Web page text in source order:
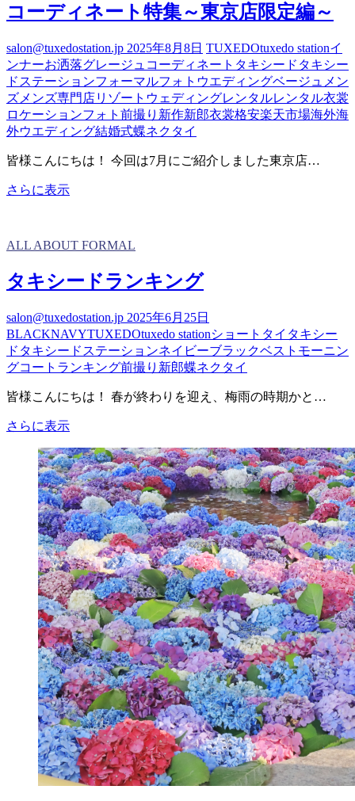
キ
ー
ド
コーディネート特集～東京店限定編～
salon@tuxedostation.jp 2025年8月8日 TUXEDOtuxedo stationイ
ンナーお洒落グレージュ コーディネート タキシード タキシー
ドステーションフォーマルフォトウエディングベージュ メン
ズ メンズ専門店リゾートウェディングレンタルレンタル衣裳
ロケーションフォト 前撮り 新作新郎衣裳格安楽天市場海外海
外ウエディング結婚式蝶ネクタイ
皆様こんにちは！ 今回は7月にご紹介しました東京店…
さらに表示コ
ィ
ネ
ト
集
～
東
京
店
限
定
～
ALL ABOUT FORMAL
タキシードランキング
salon@tuxedostation.jp 2025年6月25日
BLACKNAVYTUXEDOtuxedo stationショート タイ タキシー
ド タキシードステーションネイビーブラックベスト モーニン
グコート ランキング前撮り 新郎蝶ネクタイ
皆様こんにちは！ 春が終わりを迎え、梅雨の時期かと…
さらに表示タ
シ
ー
ド
ラ
ン
キ
ン
グ